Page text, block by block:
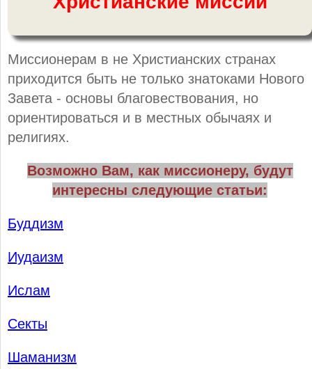
Миссионерам в не Христианских странах
приходится быть не только знатоками Нового
Завета - основы благовествования, но
ориентироваться и в местных обычаях и
религиях.
Возможно Вам, как миссионеру, будут
интересны следующие статьи:
Буддизм
Иудаизм
Ислам
Секты
Шаманизм